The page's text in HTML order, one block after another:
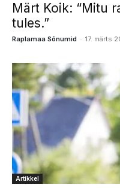
Märt Koik: “Mitu
tules.”
Raplamaa Sõnumid - 17. märts
Artikkel